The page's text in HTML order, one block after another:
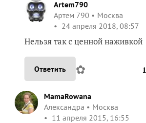
Artem790
Артем 790
Москва
24 апреля 2018, 08:57
Нельзя так с ценной наживкой
Ответить ✿ 1
MamaRowana
Александра
Москва
11 апреля 2015, 16:55